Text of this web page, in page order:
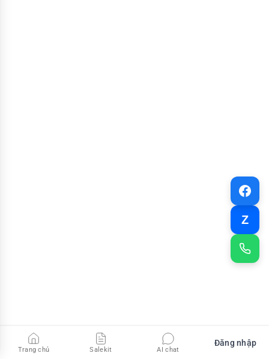
Z
Trang chủ Salekit AI chat
Đăng nhập